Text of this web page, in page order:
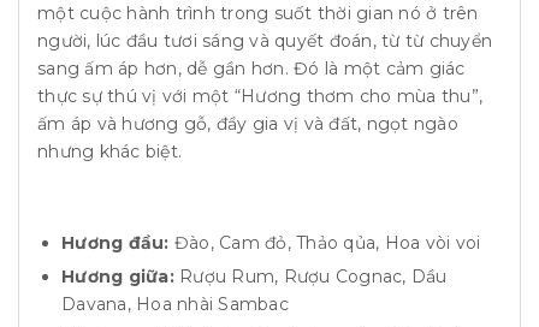
một cuộc hành trình trong suốt thời gian nó ở trên
người, lúc đầu tươi sáng và quyết đoán, từ từ chuyển
sang ấm áp hơn, dễ gần hơn. Đó là một cảm giác
thực sự thú vị với một “Hương thơm cho mùa thu”,
ấm áp và hương gỗ, đầy gia vị và đất, ngọt ngào
nhưng khác biệt.
Hương đầu: Đào, Cam đỏ, Thảo qủa, Hoa vòi voi
Hương giữa:Rượu Rum, Rượu Cognac, Dầu
Davana, Hoa nhài Sambac